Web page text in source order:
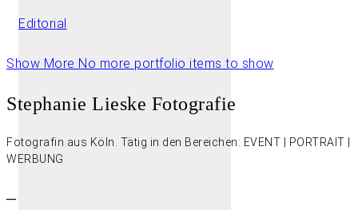
Editorial
Show More No more portfolio items to show
Stephanie Lieske Fotografie
Fotografin aus Köln. Tätig in den Bereichen: EVENT | PORTRAIT |
WERBUNG
–